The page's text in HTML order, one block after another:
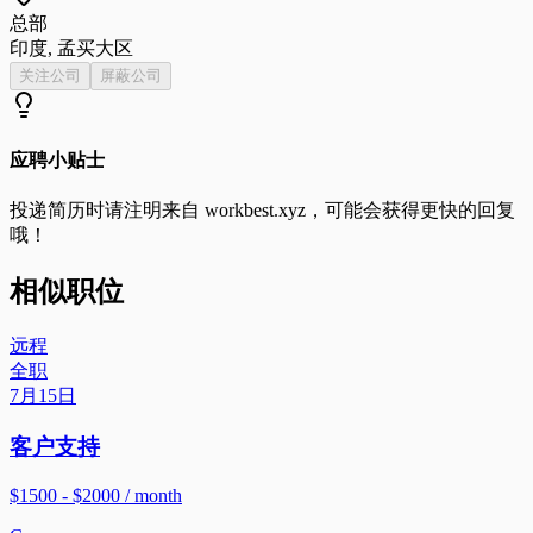
总部
印度, 孟买大区
关注公司 屏蔽公司
应聘小贴士
投递简历时请注明来自 workbest.xyz ，可能会获得更快的回复
哦！
相似职位
远程
全职
7月15日
客户支持
$1500 - $2000 / month